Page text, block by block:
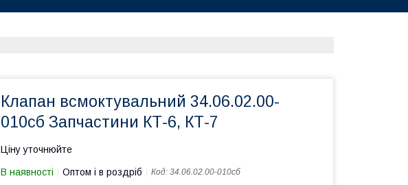
Клапан всмоктувальний 34.06.02.00-
010сб Запчастини КТ-6, КТ-7
Ціну уточнюйте
В наявності Оптом і в роздріб Код: 34.06.02.00-010сб